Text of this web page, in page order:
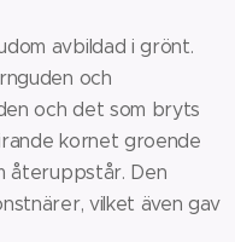
avbildad i grönt.
och
och det som bryts
kornet groende
återuppstår. Den
vilket även gav